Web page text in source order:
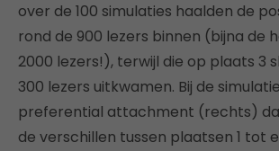
over de 100 simulaties haalden de
rond de 900 lezers binnen (bijna de
2000 lezers!), terwijl die op plaats 3
300 lezers uitkwamen. Bij de
preferential attachment (rechts)
de verschillen tussen plaatsen 1 tot